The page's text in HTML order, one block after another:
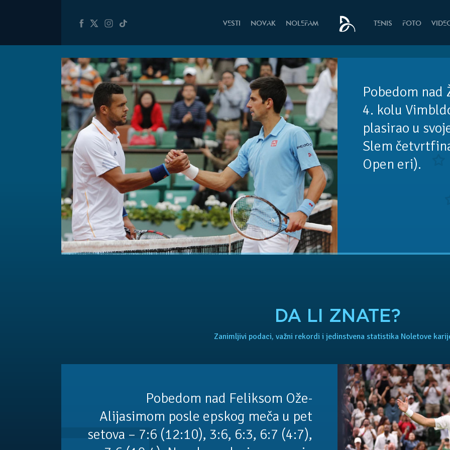
VESTI NOVAK NOLEFAM TENIS FOTO
Pobedom nad
4. kolu
plasirao u
Slem
Open eri).
DA LI ZNATE?
Zanimljivi podaci, važni rekordi i jedinstvena statistika Noletove
Pobedom nad Feliksom Ože-
Alijasimom posle epskog meča u pet
setova – 7:6 (12:10), 3:6, 6:3, 6:7 (4:7),